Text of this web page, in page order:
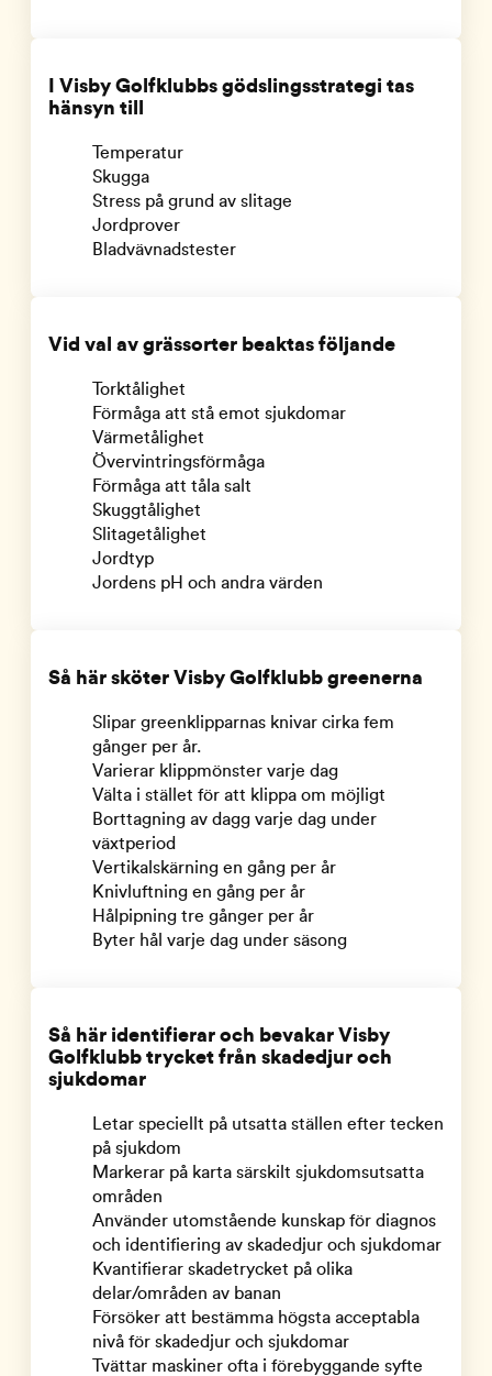
I Visby Golfklubbs gödslingsstrategi tas
hänsyn till
Temperatur
Skugga
Stress på grund av slitage
Jordprover
Bladvävnadstester
Vid val av grässorter beaktas följande
Torktålighet
Förmåga att stå emot sjukdomar
Värmetålighet
Övervintringsförmåga
Förmåga att tåla salt
Skuggtålighet
Slitagetålighet
Jordtyp
Jordens pH och andra värden
Så här sköter Visby Golfklubb greenerna
Slipar greenklipparnas knivar cirka fem
gånger per år.
Varierar klippmönster varje dag
Välta i stället för att klippa om möjligt
Borttagning av dagg varje dag under
växtperiod
Vertikalskärning en gång per år
Knivluftning en gång per år
Hålpipning tre gånger per år
Byter hål varje dag under säsong
Så här identifierar och bevakar Visby
Golfklubb trycket från skadedjur och
sjukdomar
Letar speciellt på utsatta ställen efter tecken
på sjukdom
Markerar på karta särskilt sjukdomsutsatta
områden
Använder utomstående kunskap för diagnos
och identifiering av skadedjur och sjukdomar
Kvantifierar skadetrycket på olika
delar/områden av banan
Försöker att bestämma högsta acceptabla
nivå för skadedjur och sjukdomar
Tvättar maskiner ofta i förebyggande syfte